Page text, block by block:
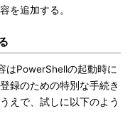
を追加する。
PowerShellの起動時に
録のための特別な手続き
えで、試しに以下のよう